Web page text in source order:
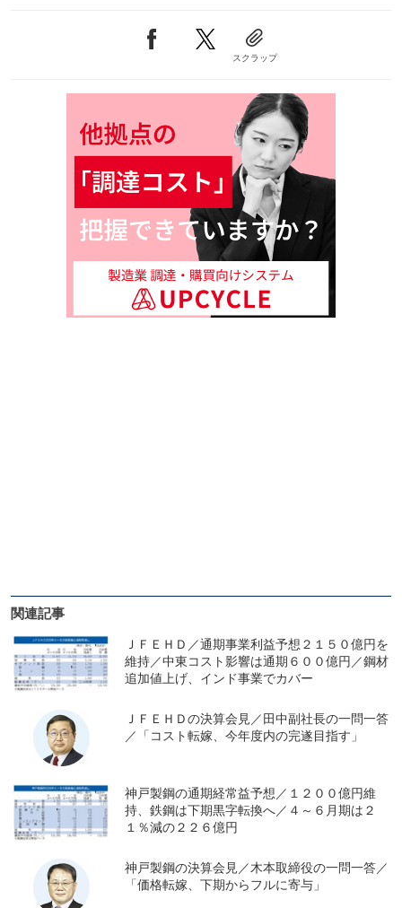
スクラップ
関連記事
ＪＦＥＨＤ／通期事業利益予想２１５０億円を
維持／中東コスト影響は通期６００億円／鋼材
追加値上げ、インド事業でカバー
ＪＦＥＨＤの決算会見／田中副社長の一問一答
／「コスト転嫁、今年度内の完遂目指す」
神戸製鋼の通期経常益予想／１２００億円維
持、鉄鋼は下期黒字転換へ／４～６月期は２
１％減の２２６億円
神戸製鋼の決算会見／木本取締役の一問一答／
「価格転嫁、下期からフルに寄与」